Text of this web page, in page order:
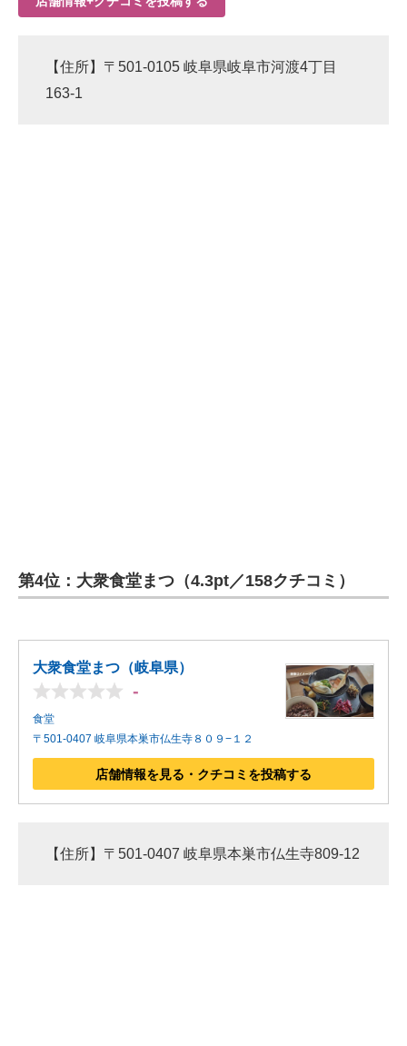
【住所】〒501-0105 岐阜県岐阜市河渡4丁目
163-1
第4位：大衆食堂まつ（4.3pt／158クチコミ）
大衆食堂まつ（岐阜県）
-
食堂
〒501-0407 岐阜県本巣市仏生寺８０９−１２
店舗情報を見る・クチコミを投稿する
【住所】〒501-0407 岐阜県本巣市仏生寺809-12